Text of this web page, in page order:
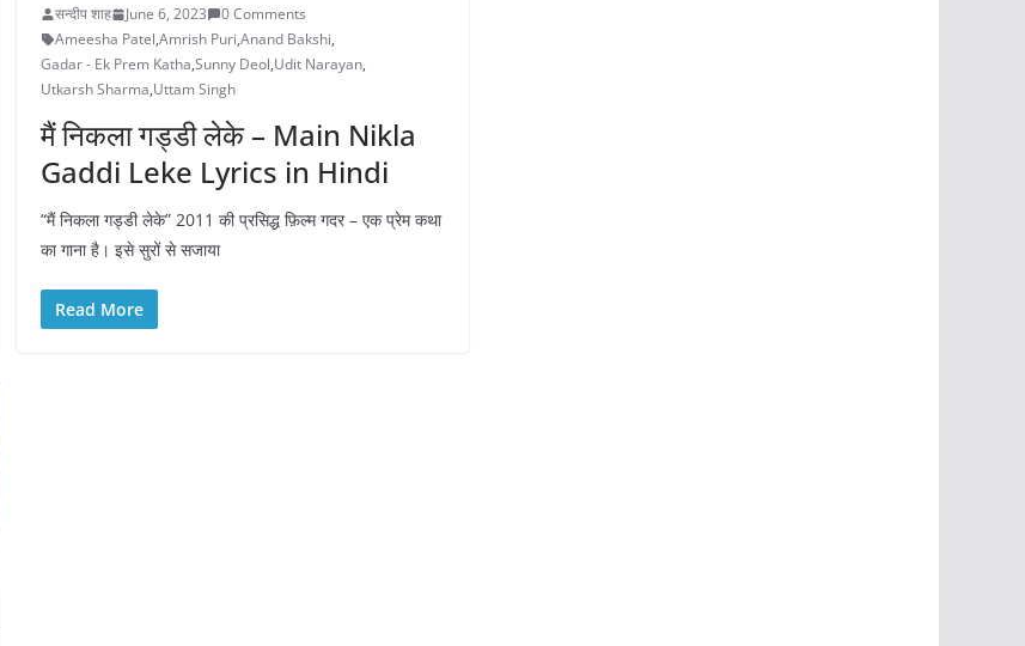
सन्दीप शाह June 6, 2023
0 Comments
Ameesha Patel,Amrish Puri,Anand Bakshi,
Gadar - Ek Prem Katha,Sunny Deol,Udit Narayan,
Utkarsh Sharma,Uttam Singh
मैं निकला गड्डी लेके – Main Nikla
Gaddi Leke Lyrics in Hindi
“मैं निकला गड्डी लेके” 2011 की प्रसिद्ध फ़िल्म गदर – एक प्रेम कथा
का गाना है। इसे सुरों से सजाया
Read More